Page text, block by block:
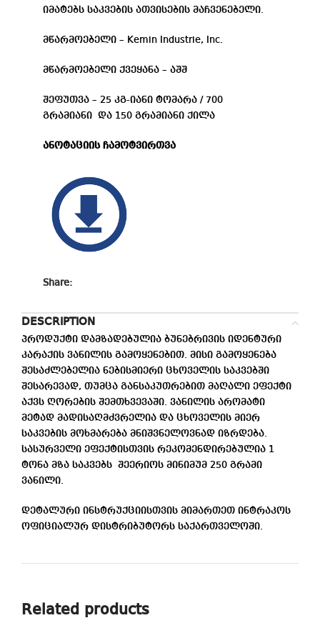
იმატებს საკვების ათვისების მაჩვენებელი.
მწარმოებელი – Kemin Industrie, Inc.
მწარმოებელი ქვეყანა – აშშ
შეფუთვა – 25 კგ-იანი ტომარა / 700
გრამიანი და 150 გრამიანი ქილა
ანოტაციის ჩამოტვირთვა
Share:
DESCRIPTION
პროდუქტი დამზადებულია ბუნებრივის იდენტური
კარაქის ვანილის გამოყენებით. მისი გამოყენება
შესაძლებელია ნებისმიერი ცხოველის საკვებში
შესარევად, თუმცა განსაკუთრებით მაღალი ეფექტი
აქვს ღორების შემთხვევაში. ვანილის არომატი
მეტად მადისაღმძვრელია და ცხოველის მიერ
საკვების მოხმარება მნიშვნელოვნად იზრდება.
სასურველი ეფექტისთვის რეკომენდირებულია 1
ტონა მზა საკვებს შეერიოს მინიმუმ 250 გრამი
ვანილი.
დეტალური ინსტრუქციისთვის მიმართეთ ინტრაკოს
ოფიციალურ დისტრიბუტორს საქართველოში.
Related products